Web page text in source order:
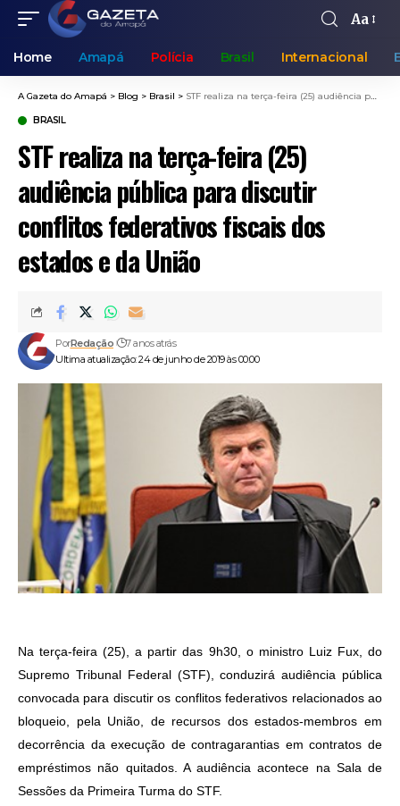
Aa
Home Amapá Polícia Brasil Internacional
A Gazeta do Amapá > Blog > Brasil > STF realiza na terça-feira (25) audiência pública para discutir conflitos federativos fiscais dos estados e da União
BRASIL
STF realiza na terça-feira (25)
audiência pública para discutir
conflitos federativos fiscais dos
estados e da União
Ultima atualização: 24 de junho de 2019 às 00:00
PorRedação 7 anos atrás
Na terça-feira (25), a partir das 9h30, o ministro Luiz Fux, do
Supremo Tribunal Federal (STF), conduzirá audiência pública
convocada para discutir os conflitos federativos relacionados ao
bloqueio, pela União, de recursos dos estados-membros em
decorrência da execução de contragarantias em contratos de
empréstimos não quitados. A audiência acontece na Sala de
Sessões da Primeira Turma do STF.